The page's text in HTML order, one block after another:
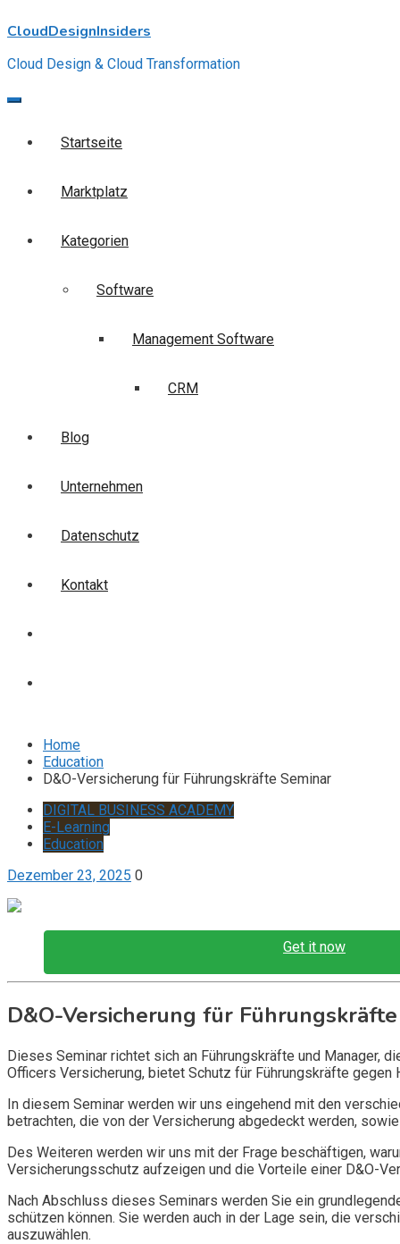
to
CloudDesignInsiders
Cloud Design & Cloud Transformation
Startseite
Marktplatz
Kategorien
Software
Management Software
CRM
Blog
Unternehmen
Datenschutz
Kontakt
Home
Education
D&O-Versicherung für Führungskräfte Seminar
DIGITAL BUSINESS ACADEMY
E-Learning
Education
Dezember 23, 2025 0
Get it now
D&O-Versicherung für
Dieses Seminar richtet sich an Führungskräfte und Manager,
Officers Versicherung, bietet Schutz für Führungskräfte
In diesem Seminar werden wir uns eingehend mit den
betrachten, die von der Versicherung abgedeckt werden,
Des Weiteren werden wir uns mit der Frage beschäftigen,
Versicherungsschutz aufzeigen und die Vorteile einer D&O-
Nach Abschluss dieses Seminars werden Sie ein
schützen können. Sie werden auch in der Lage sein, die
auszuwählen.